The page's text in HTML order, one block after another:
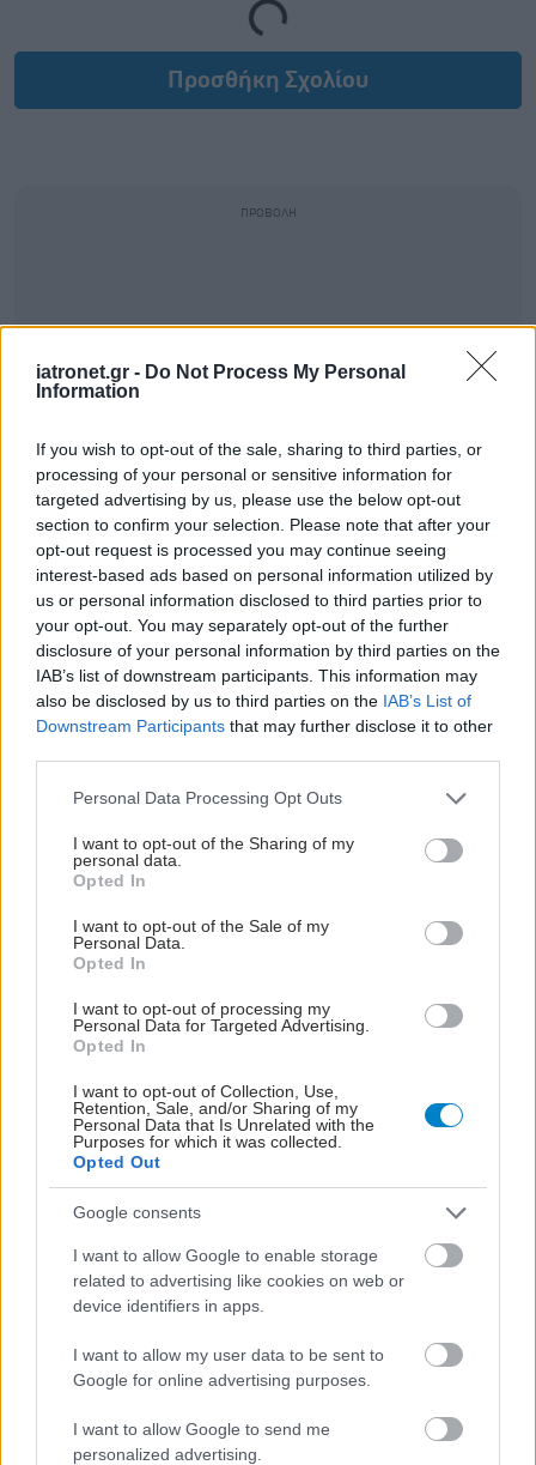
iatronet.gr - Do Not Process My Personal
Information
If you wish to opt-out of the sale, sharing to third parties, or
processing of your personal or sensitive information for
targeted advertising by us, please use the below opt-out
section to confirm your selection. Please note that after your
opt-out request is processed you may continue seeing
interest-based ads based on personal information utilized by
us or personal information disclosed to third parties prior to
your opt-out. You may separately opt-out of the further
disclosure of your personal information by third parties on the
IAB’s list of downstream participants. This information may
also be disclosed by us to third parties on the IAB’s List of
Downstream Participants that may further disclose it to other
Please note that this website/app uses one or more Google
not limited to your visit or usage behaviour. You may click to
grant or deny consent to Google and its third-party tags to
use your data for below specified purposes in below Google
consent section.
Personal Data Processing Opt Outs
I want to opt-out of the Sharing of my
personal data.
Opted In
I want to opt-out of the Sale of my
Personal Data.
Opted In
I want to opt-out of processing my
Personal Data for Targeted Advertising.
Opted In
I want to opt-out of Collection, Use,
Retention, Sale, and/or Sharing of my
Personal Data that Is Unrelated with the
Purposes for which it was collected.
Opted Out
Google consents
I want to allow Google to enable storage
related to advertising like cookies on web or
device identifiers in apps.
I want to allow my user data to be sent to
Google for online advertising purposes.
I want to allow Google to send me
personalized advertising.
Loading...
Προσθήκη Σχολίου
ΣΗΜΕΡΑ ΣΤΟ IATRONET.GR
συγκεκριμένων νόσων;